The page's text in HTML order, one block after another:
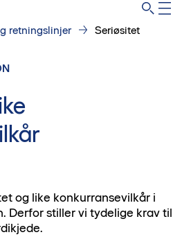
retningslinjer Seriøsitet
og like konkurransevilkår i
Derfor stiller vi tydelige krav til